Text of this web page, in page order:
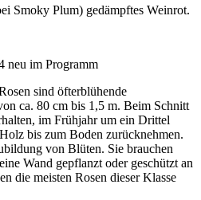
Smoky Plum) gedämpftes Weinrot.
neu im Programm
sind öfterblühende
ca. 80 cm bis 1,5 m. Beim Schnitt
im Frühjahr um ein Drittel
bis zum Boden zurücknehmen.
von Blüten. Sie brauchen
Wand gepflanzt oder geschützt an
die meisten Rosen dieser Klasse